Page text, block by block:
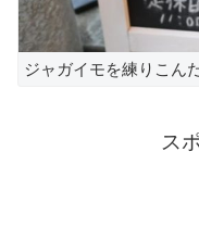
ジャガイモを練りこん
ス